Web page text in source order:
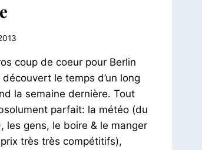
coup de coeur pour Berlin
découvert le temps d’un long
la semaine dernière. Tout
parfait: la météo (du
les gens, le boire & le manger
très très compétitifs),